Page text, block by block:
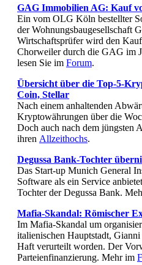
GAG Immobilien AG: Kauf
Ein vom OLG Köln bestellter
der Wohnungsbaugesellschaft
Wirtschaftsprüfer wird den
Chorweiler durch die GAG im
lesen Sie im Forum.
Übersicht über die Top-5-
Coin, Stellar
Nach einem anhaltenden
Kryptowährungen über die
Doch auch nach dem jüngsten
ihren Allzeithochs.
Degussa Bank-Tochter
Das Start-up Munich General
Software als ein Service
Tochter der Degussa Bank.
Mafia-Skandal: Römischer
Im Mafia-Skandal um
italienischen Hauptstadt,
Haft verurteilt worden. Der
Parteienfinanzierung. Mehr im